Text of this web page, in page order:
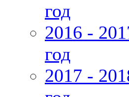
год
2016 -
год
2017 -